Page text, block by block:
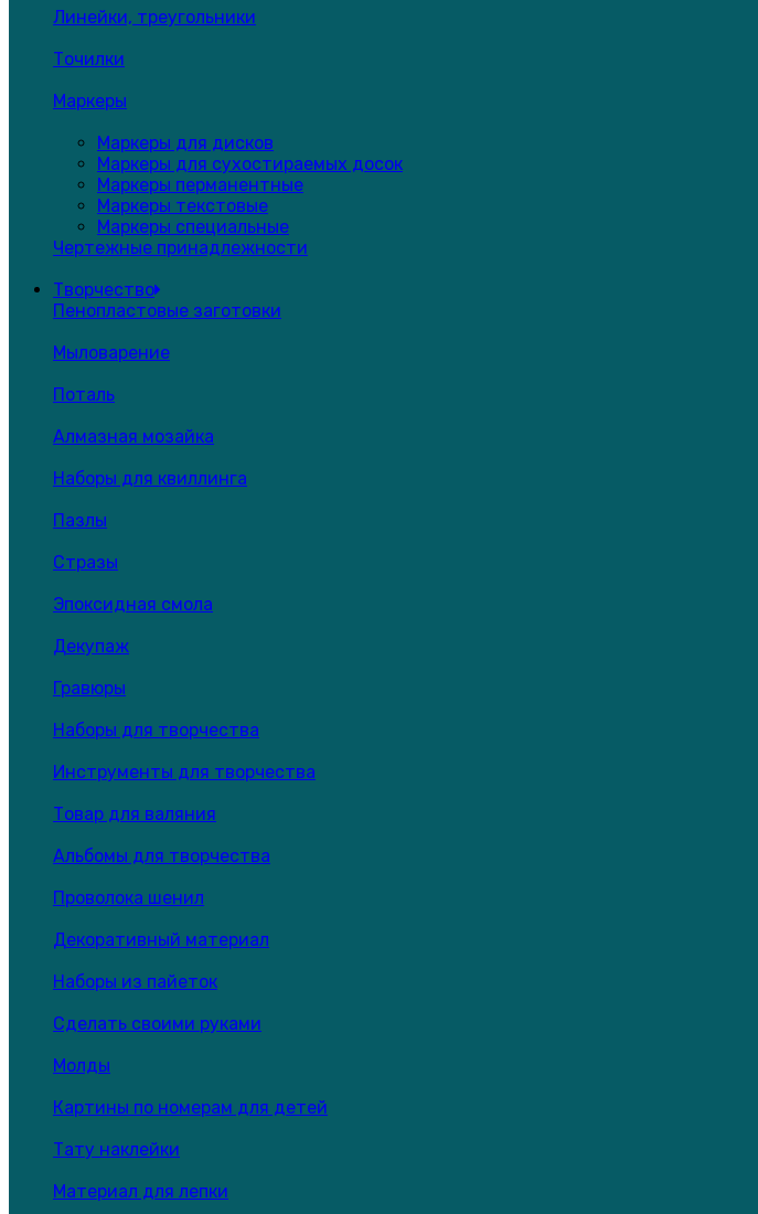
Линейки, треугольники
Точилки
Маркеры
Маркеры для дисков
Маркеры для сухостираемых досок
Маркеры перманентные
Маркеры текстовые
Маркеры специальные
Чертежные принадлежности
Творчество
Пенопластовые заготовки
Мыловарение
Поталь
Алмазная мозайка
Наборы для квиллинга
Пазлы
Стразы
Эпоксидная смола
Декупаж
Гравюры
Наборы для творчества
Инструменты для творчества
Товар для валяния
Альбомы для творчества
Проволока шенил
Декоративный материал
Наборы из пайеток
Сделать своими руками
Молды
Картины по номерам для детей
Тату наклейки
Материал для лепки